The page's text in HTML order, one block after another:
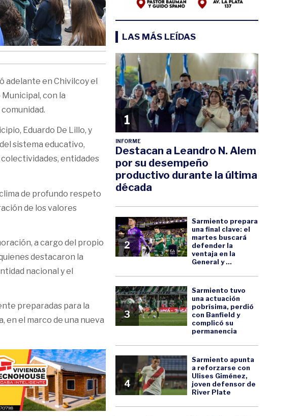
adelante en Chivilcoy el
con la
Eduardo De Lillo, y
sistema educativo,
colectividades, entidades
de profundo respeto
de los valores
a cargo del propio
destacaron la
nacional y el
preparadas para la
en el marco de una nueva
LAS MÁS LEÍDAS
1
INFORME
Destacan a Leandro N. Alem
por su desempeño
productivo durante la última
década
2
Sarmiento prepara
una final clave: el
martes buscará
defender la
ventaja en la
General y ...
3
Sarmiento tuvo
una actuación
pobrísima, perdió
con Banfield y
complicó su
permanencia
4
Sarmiento apunta
a reforzarse con
Ulises Giménez,
joven defensor de
River Plate